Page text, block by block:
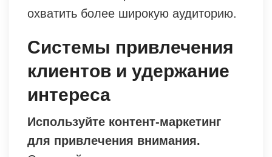
охватить более широкую аудиторию.
Системы привлечения
клиентов и удержание
интереса
Используйте контент-маркетинг
для привлечения внимания.